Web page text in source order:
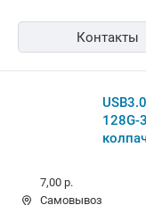
Контакты
128G-
7,00 р.
Самовывоз